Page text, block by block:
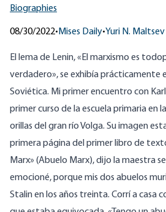
Biographies
08/30/2022• Mises Daily•Yuri N. Maltsev
El lema de Lenin, «El marxismo es
verdadero», se exhibía prácticamente
Soviética. Mi primer encuentro con
primer curso de la escuela primaria en
orillas del gran río Volga. Su imagen
primera página del primer libro de
Marx» (Abuelo Marx), dijo la maestra
emocioné, porque mis dos abuelos
Stalin en los años treinta. Corrí a casa